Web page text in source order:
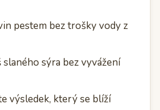
pestem bez trošky vody z
sýra bez vyvážení
výsledek, který se blíží